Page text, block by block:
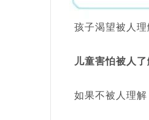
孩子渴望被人理
儿童害怕被人
如果不被人理解